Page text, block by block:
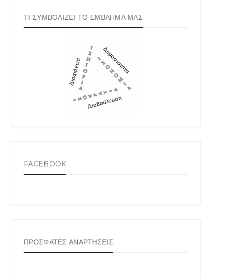
ΤΙ ΣΥΜΒΟΛΙΖΕΙ ΤΟ ΕΜΒΛΗΜΑ ΜΑΣ
FACEBOOK
ΠΡΟΣΦΑΤΕΣ ΑΝΑΡΤΗΣΕΙΣ